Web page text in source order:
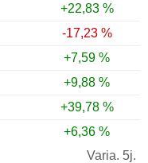
+22,83 %
-17,23 %
+7,59 %
+9,88 %
+39,78 %
+6,36 %
Varia. 5j.